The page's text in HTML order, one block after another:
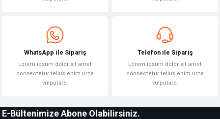
WhatsApp ile Sipariş
Lorem ipsum dolor sit amet
consectetur tellus enim urna
vulputate.
Telefon ile Sipariş
Lorem ipsum dolor sit amet
consectetur tellus enim urna
vulputate.
E-Bültenimize Abone Olabilirsiniz.